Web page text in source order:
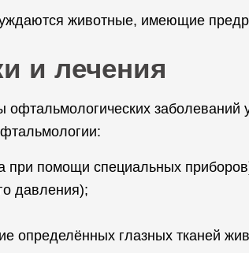
животные, имеющие
и лечения
офтальмологических
при помощи специальных
давления);
определённых глазных тканей